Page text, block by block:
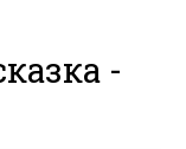
-